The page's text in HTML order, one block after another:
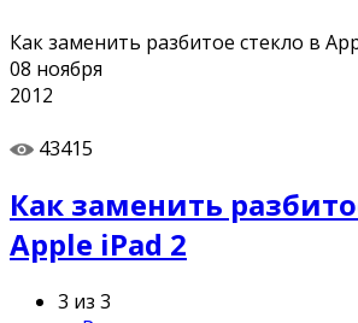
Как заменить разбитое стекло в
08 ноября
2012
43415
Как заменить
Apple iPad 2
3 из 3